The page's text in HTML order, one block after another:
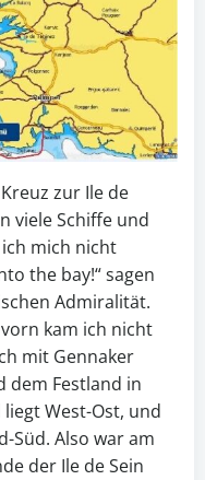
zur Ile de
viele Schiffe und
mich nicht
the bay!“ sagen
Admiralität.
kam ich nicht
mit Gennaker
dem Festland in
liegt West-Ost, und
Süd. Also war am
der Ile de Sein